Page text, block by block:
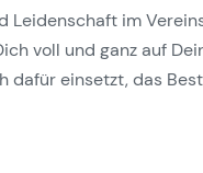
im
voll und ganz auf
einsetzt, das